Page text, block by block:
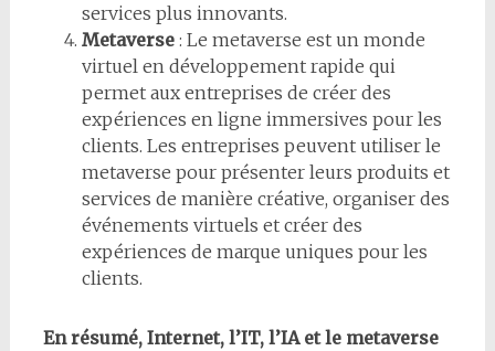
services plus innovants.
Metaverse: Le metaverse est un monde
virtuel en développement rapide qui
permet aux entreprises de créer des
expériences en ligne immersives pour les
clients. Les entreprises peuvent utiliser le
metaverse pour présenter leurs produits et
services de manière créative, organiser des
événements virtuels et créer des
expériences de marque uniques pour les
clients.
En résumé, Internet, l’IT, l’IA et le metaverse